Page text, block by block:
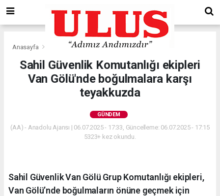
Anasayfa Gündem
Sahil Güvenlik Komutanlığı ekipleri
Van Gölü'nde boğulmalara karşı
teyakkuzda
GÜNDEM
(AA) - Anadolu Ajansı | 06.07.2025 - 17:33, Güncelleme: 06.07.2025 - 17:15
5323+ kez okundu.
Sahil Güvenlik Van Gölü Grup Komutanlığı ekipleri,
Van Gölü’nde boğulmaların önüne geçmek için